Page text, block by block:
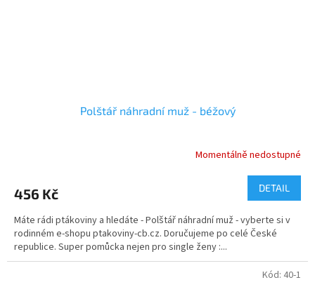
Polštář náhradní muž - béžový
Momentálně nedostupné
456 Kč DETAIL
Máte rádi ptákoviny a hledáte - Polštář náhradní muž - vyberte si v
rodinném e-shopu ptakoviny-cb.cz. Doručujeme po celé České
republice. Super pomůcka nejen pro single ženy :...
Kód: 40-1